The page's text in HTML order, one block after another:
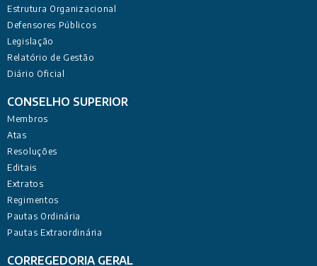
Estrutura Organizacional
Defensores Públicos
Legislação
Relatório de Gestão
Diário Oficial
CONSELHO SUPERIOR
Membros
Atas
Resoluções
Editais
Extratos
Regimentos
Pautas Ordinária
Pautas Extraordinária
CORREGEDORIA GERAL